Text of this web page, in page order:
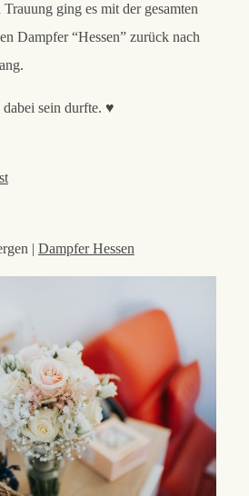
ging es mit der gesamten
Dampfer “Hessen” zurück nach
sein durfte. ♥
| Dampfer Hessen